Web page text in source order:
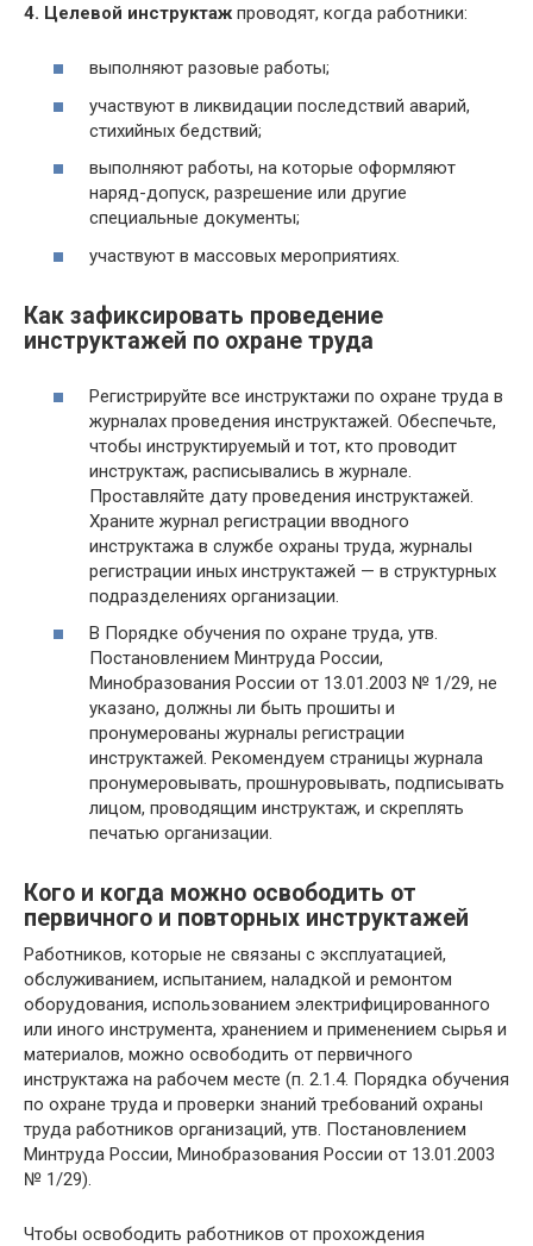
4. Целевой инструктаж проводят, когда работники:
выполняют разовые работы;
участвуют в ликвидации последствий аварий,
стихийных бедствий;
выполняют работы, на которые оформляют
наряд-допуск, разрешение или другие
специальные документы;
участвуют в массовых мероприятиях.
Как зафиксировать проведение
инструктажей по охране труда
Регистрируйте все инструктажи по охране труда в
журналах проведения инструктажей. Обеспечьте,
чтобы инструктируемый и тот, кто проводит
инструктаж, расписывались в журнале.
Проставляйте дату проведения инструктажей.
Храните журнал регистрации вводного
инструктажа в службе охраны труда, журналы
регистрации иных инструктажей — в структурных
подразделениях организации.
В Порядке обучения по охране труда, утв.
Постановлением Минтруда России,
Минобразования России от 13.01.2003 № 1/29, не
указано, должны ли быть прошиты и
пронумерованы журналы регистрации
инструктажей. Рекомендуем страницы журнала
пронумеровывать, прошнуровывать, подписывать
лицом, проводящим инструктаж, и скреплять
печатью организации.
Кого и когда можно освободить от
первичного и повторных инструктажей
Работников, которые не связаны с эксплуатацией,
обслуживанием, испытанием, наладкой и ремонтом
оборудования, использованием электрифицированного
или иного инструмента, хранением и применением сырья и
материалов, можно освободить от первичного
инструктажа на рабочем месте (п. 2.1.4. Порядка обучения
по охране труда и проверки знаний требований охраны
труда работников организаций, утв. Постановлением
Минтруда России, Минобразования России от 13.01.2003
№ 1/29).
Чтобы освободить работников от прохождения